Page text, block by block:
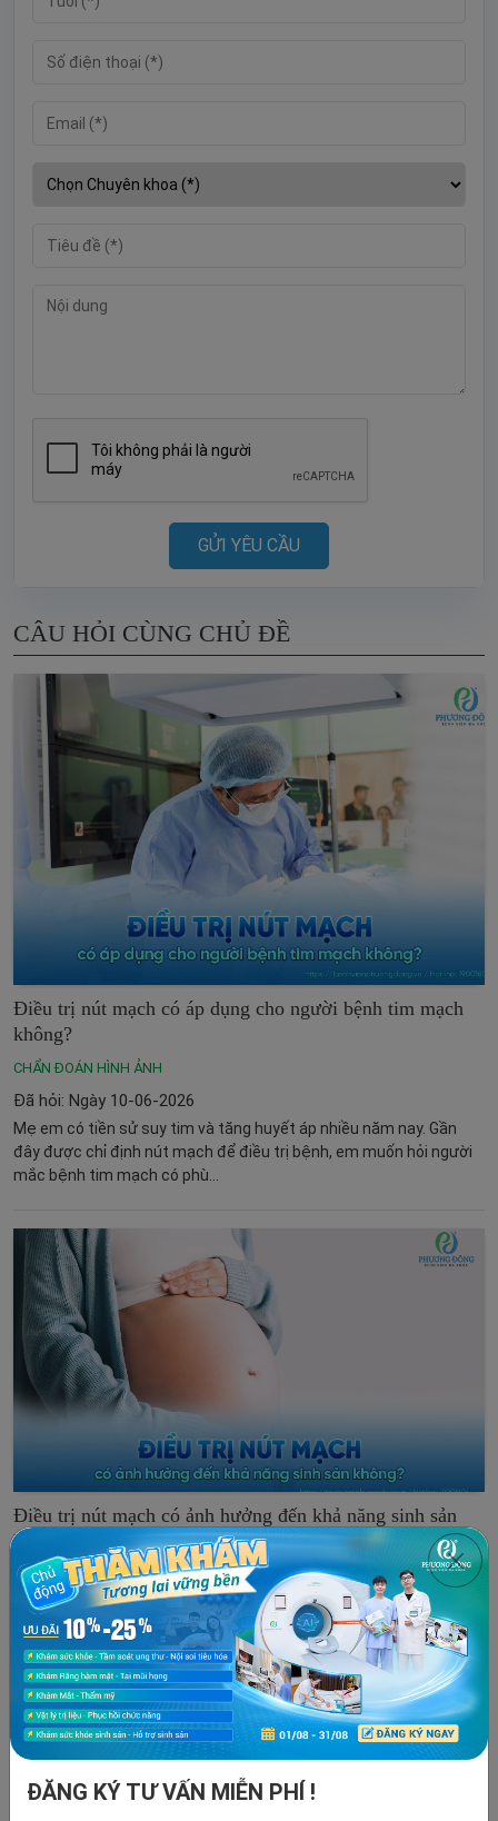
GỬI YÊU CẦU
CÂU HỎI CÙNG CHỦ ĐỀ
Điều trị nút mạch có áp dụng cho người bệnh tim mạch
không?
CHẨN ĐOÁN HÌNH ẢNH
Đã hỏi: Ngày 10-06-2026
Mẹ em có tiền sử suy tim và tăng huyết áp nhiều năm nay. Gần
đây được chỉ định nút mạch để điều trị bệnh, em muốn hỏi người
mắc bệnh tim mạch có phù...
Điều trị nút mạch có ảnh hưởng đến khả năng sinh sản
không?
CHẨN ĐOÁN HÌNH ẢNH
Đã hỏi: 10-06-2026
Bác ơi, em chưa có con, vừa được chẩn đoán u xơ tử cung và bác
sĩ có đề nghị làm nút mạch. Em đang rất lo vì chồng em muốn có
con sớm. Bác...
ĐĂNG KÝ TƯ VẤN MIỄN PHÍ !